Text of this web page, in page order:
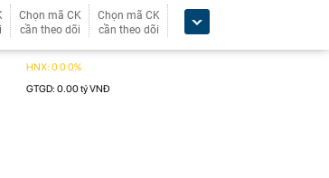
Chọn mã CK
cần theo dõi
Chọn mã CK
cần theo dõi